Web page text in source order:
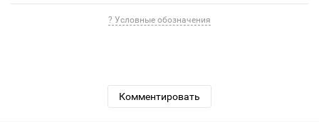
? Условные обозначения
Комментировать